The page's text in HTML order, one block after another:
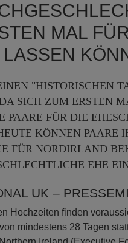
MAL
"HISTORISCHEN
SICH ZUM ERSTEN
FÜR DIE
KÖNNEN PAARE
NORDIRLAND
EHE
UK –
Hochzeiten finden
mindestens 28 Tagen